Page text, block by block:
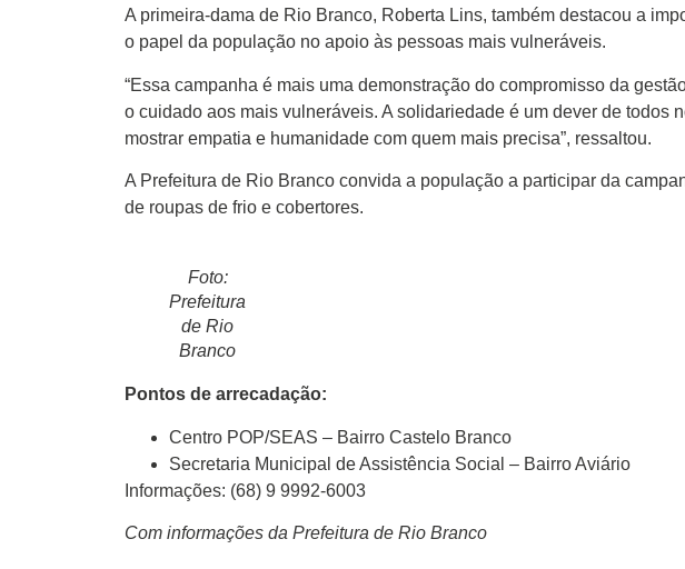
A primeira-dama de Rio Branco, Roberta Lins, também destacou a
o papel da população no apoio às pessoas mais vulneráveis.
“Essa campanha é mais uma demonstração do compromisso da
o cuidado aos mais vulneráveis. A solidariedade é um dever de todos
mostrar empatia e humanidade com quem mais precisa”, ressaltou.
A Prefeitura de Rio Branco convida a população a participar da
de roupas de frio e cobertores.
Foto:
Prefeitura
de Rio
Branco
Pontos de arrecadação:
Centro POP/SEAS – Bairro Castelo Branco
Secretaria Municipal de Assistência Social – Bairro Aviário
Informações: (68) 9 9992-6003
Com informações da Prefeitura de Rio Branco